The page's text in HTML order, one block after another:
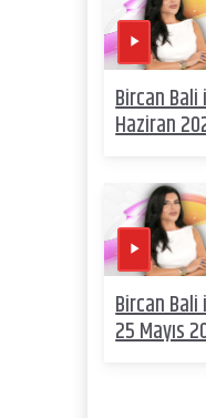
Bircan Bali
Haziran
Bircan
25 Mayıs